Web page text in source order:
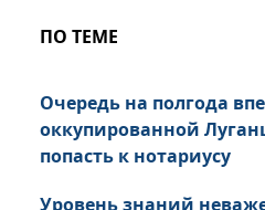
ПО ТЕМЕ
Очередь на полгода
оккупированной
попасть к нотариусу
Уровень знаний